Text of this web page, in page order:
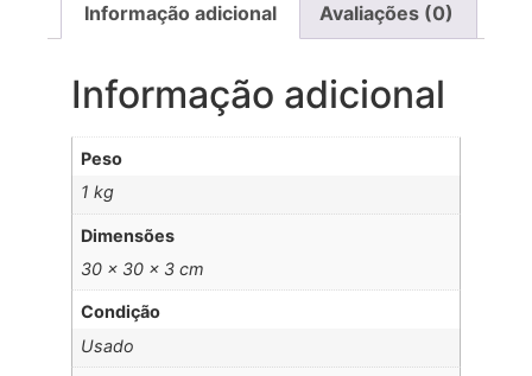
Informação adicional Avaliações (0)
Informação adicional
Peso
1 kg
Dimensões
30 × 30 × 3 cm
Condição
Usado